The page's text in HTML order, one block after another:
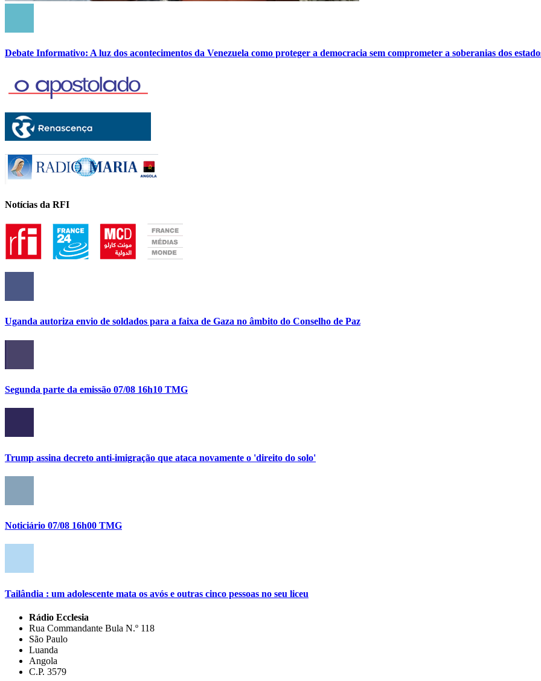
Debate Informativo: A luz dos acontecimentos da Venezuela como proteger a democracia sem comprometer a soberanias dos
Notícias da RFI
Uganda autoriza envio de soldados para a faixa de Gaza no âmbito do Conselho de Paz
Segunda parte da emissão 07/08 16h10 TMG
Trump assina decreto anti-imigração que ataca novamente o 'direito do solo'
Noticiário 07/08 16h00 TMG
Tailândia : um adolescente mata os avós e outras cinco pessoas no seu liceu
Rádio Ecclesia
Rua Commandante Bula N.º 118
São Paulo
Luanda
Angola
C.P. 3579